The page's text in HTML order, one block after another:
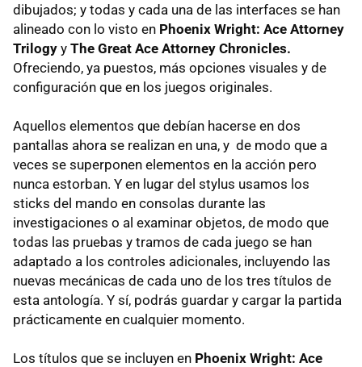
dibujados; y todas y cada una de las interfaces se han
alineado con lo visto en Phoenix Wright: Ace Attorney
Trilogy y The Great Ace Attorney Chronicles.
Ofreciendo, ya puestos, más opciones visuales y de
configuración que en los juegos originales.
Aquellos elementos que debían hacerse en dos
pantallas ahora se realizan en una, y de modo que a
veces se superponen elementos en la acción pero
nunca estorban. Y en lugar del stylus usamos los
sticks del mando en consolas durante las
investigaciones o al examinar objetos, de modo que
todas las pruebas y tramos de cada juego se han
adaptado a los controles adicionales, incluyendo las
nuevas mecánicas de cada uno de los tres títulos de
esta antología. Y sí, podrás guardar y cargar la partida
prácticamente en cualquier momento.
Los títulos que se incluyen en Phoenix Wright: Ace